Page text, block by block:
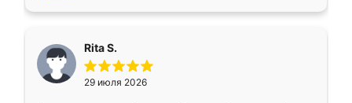
Rita S.
29 июля 2026